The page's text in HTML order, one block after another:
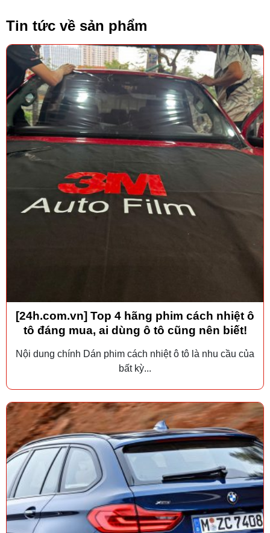
Tin tức về sản phẩm
[24h.com.vn] Top 4 hãng phim cách nhiệt ô
tô đáng mua, ai dùng ô tô cũng nên biết!
Nội dung chính Dán phim cách nhiệt ô tô là nhu cầu của
bất kỳ...